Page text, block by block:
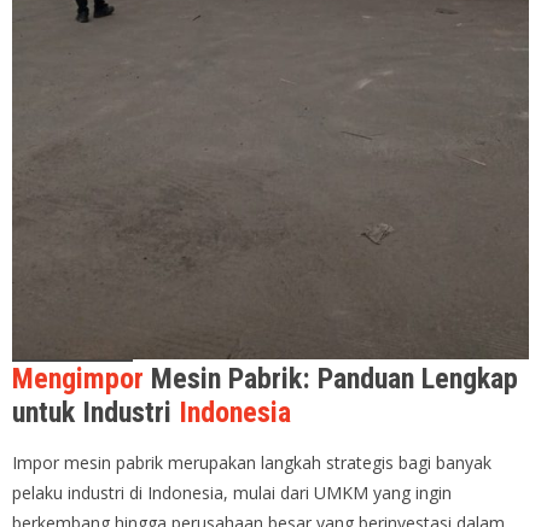
Mengimpor Mesin Pabrik: Panduan Lengkap
untuk Industri Indonesia
Impor mesin pabrik merupakan langkah strategis bagi banyak
pelaku industri di Indonesia, mulai dari UMKM yang ingin